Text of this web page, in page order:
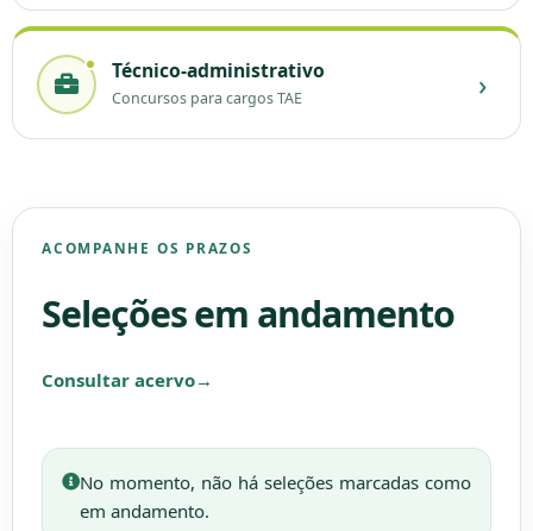
Técnico-administrativo
Concursos para cargos TAE ›
ACOMPANHE OS PRAZOS
Seleções em andamento
Consultar acervo→
No momento, não há seleções marcadas como
em andamento.